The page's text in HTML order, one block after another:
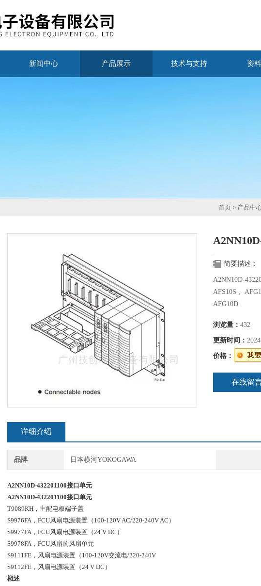
新闻中心 产品展示 技术与支持 资
首页 > 产品中
简要描述：
A2NN10D-
AFS10S，
AFG10D
浏览量： 432
更新时间：
价格：
在线留
详细介绍
品牌 日本横河YOKOGAWA
A2NN10D-432201100接口单元
A2NN10D-432201100接口单元
T9089KH， 主配电板端子盖
S9976FA， FCU风扇电源装置（100-120V AC/220-240V AC）
S9977FA， FCU风扇电源装置（24 V DC）
S9978FA， FCU风扇的风扇单元
S9111FE， 风扇电源装置（100-120V交流电/220-240V
S9112FE， 风扇电源装置（24 V DC）
概述